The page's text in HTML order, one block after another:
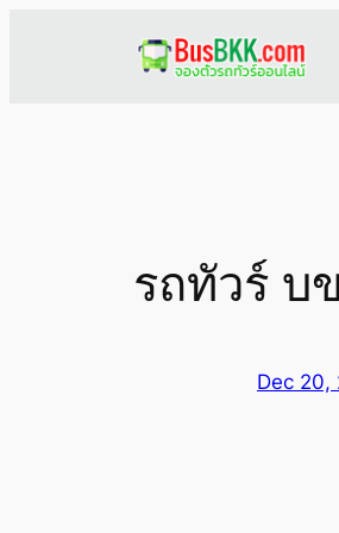
รถทัวร์ บ
Dec 20,